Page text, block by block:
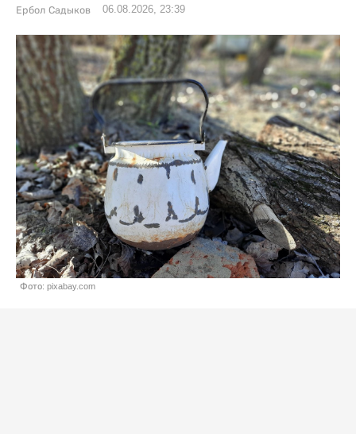
Ербол Садыков 06.08.2026, 23:39
Фото: pixabay.com